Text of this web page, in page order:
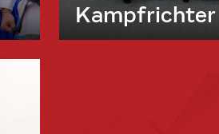
Kampfrichter